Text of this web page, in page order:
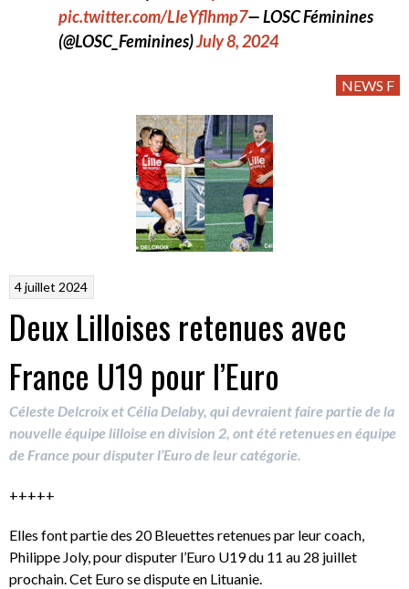
pic.twitter.com/LIeYflhmp7— LOSC Féminines
(@LOSC_Feminines)July 8, 2024
NEWS F
4 juillet 2024
Deux Lilloises retenues avec
France U19 pour l’Euro
Céleste Delcroix et Célia Delaby, qui devraient faire partie de la
nouvelle équipe lilloise en division 2, ont été retenues en équipe
de France pour disputer l’Euro de leur catégorie.
+++++
Elles font partie des 20 Bleuettes retenues par leur coach,
Philippe Joly, pour disputer l’Euro U19 du 11 au 28 juillet
prochain. Cet Euro se dispute en Lituanie.